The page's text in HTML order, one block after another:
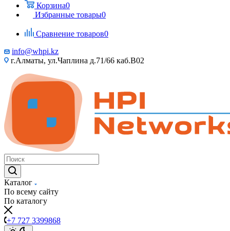
Корзина0
Избранные товары0
Сравнение товаров0
info@whpi.kz
г.Алматы, ул.Чаплина д.71/66 каб.B02
Каталог
По всему сайту
По каталогу
+7 727 3399868